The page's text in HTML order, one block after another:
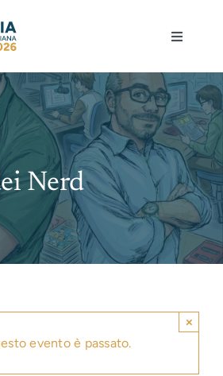
Toggle
Nerd
evento è passato.
×